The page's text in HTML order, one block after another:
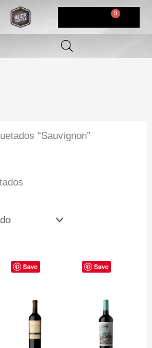
“Sauvignon”
Save Save